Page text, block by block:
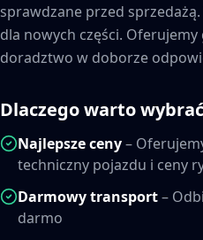
sprawdzane przed
dla nowych części.
doradztwo w doborze
Dlaczego warto
Najlepsze ceny–
techniczny pojazdu i ceny
Darmowy transport–
darmo